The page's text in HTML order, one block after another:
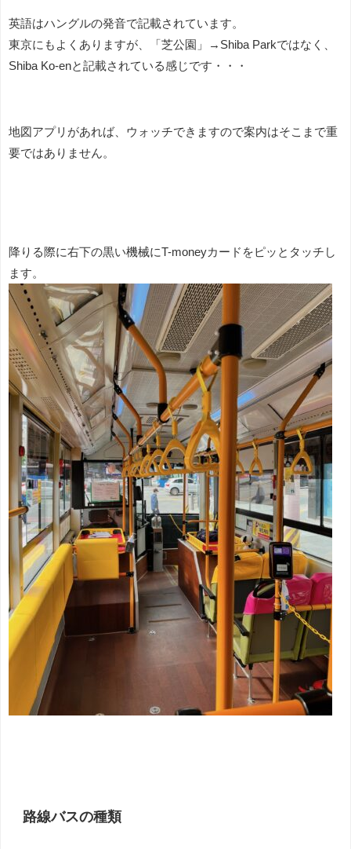
英語はハングルの発音で記載されています。
東京にもよくありますが、「芝公園」→Shiba Parkではなく、
Shiba Ko-enと記載されている感じです・・・
地図アプリがあれば、ウォッチできますので案内はそこまで重
要ではありません。
降りる際に右下の黒い機械にT-moneyカードをピッとタッチし
ます。
路線バスの種類